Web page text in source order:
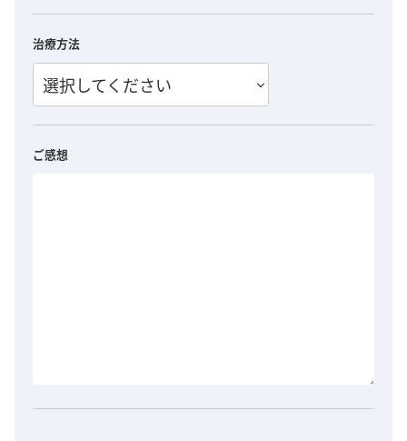
治療方法
選択してください
ご感想